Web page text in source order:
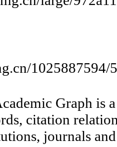
Graph is
citation
journals